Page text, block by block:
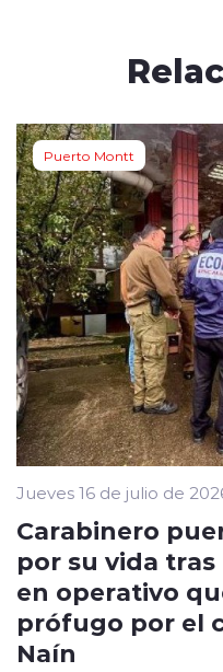
Puerto Montt
Jueves 16 de julio de
Carabinero
por su vida
en operativo
prófugo por el
Naín